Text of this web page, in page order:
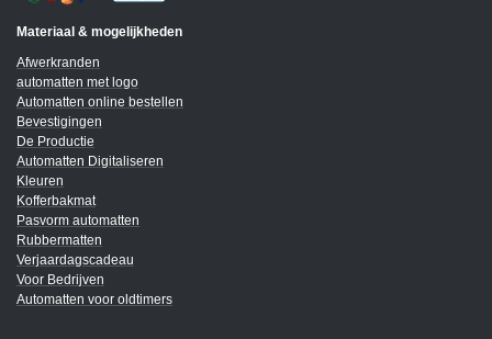
Materiaal & mogelijkheden
Afwerkranden
automatten met logo
Automatten online bestellen
Bevestigingen
De Productie
Automatten Digitaliseren
Kleuren
Kofferbakmat
Pasvorm automatten
Rubbermatten
Verjaardagscadeau
Voor Bedrijven
Automatten voor oldtimers